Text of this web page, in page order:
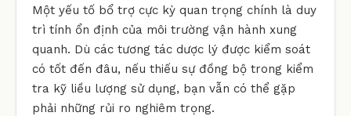
Một yếu tố bổ trợ cực kỳ quan trọng chính là duy
trì tính ổn định của môi trường vận hành xung
quanh. Dù các tương tác dược lý được kiểm soát
có tốt đến đâu, nếu thiếu sự đồng bộ trong kiểm
tra kỹ liều lượng sử dụng, bạn vẫn có thể gặp
phải những rủi ro nghiêm trọng.